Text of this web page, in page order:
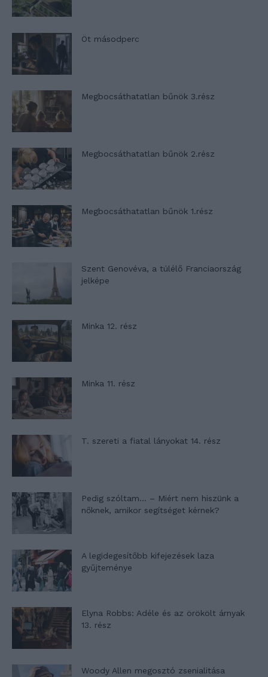
Öt másodperc
Megbocsáthatatlan bűnök 3.rész
Megbocsáthatatlan bűnök 2.rész
Megbocsáthatatlan bűnök 1.rész
Szent Genovéva, a túlélő Franciaország
jelképe
Minka 12. rész
Minka 11. rész
T. szereti a fiatal lányokat 14. rész
Pedig szóltam… – Miért nem hiszünk a
nőknek, amikor segítséget kérnek?
A legidegesítőbb kifejezések laza
gyűjteménye
Elyna Robbs: Adéle és az örökölt árnyak
13. rész
Woody Allen megosztó zsenialitása